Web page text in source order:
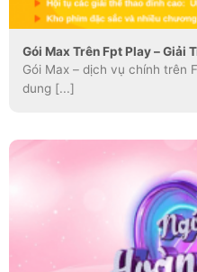
Gói Max Trên Fpt Play – Giải
Gói Max – dịch vụ chính trên
dung [...]